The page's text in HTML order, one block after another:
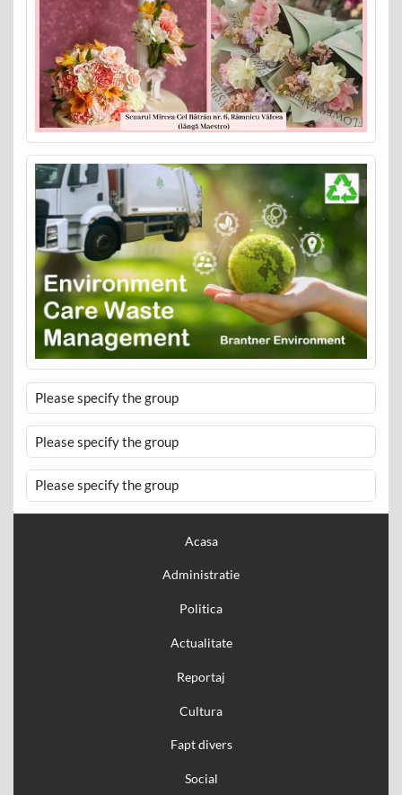
Please specify the group
Please specify the group
Please specify the group
Acasa
Administratie
Politica
Actualitate
Reportaj
Cultura
Fapt divers
Social